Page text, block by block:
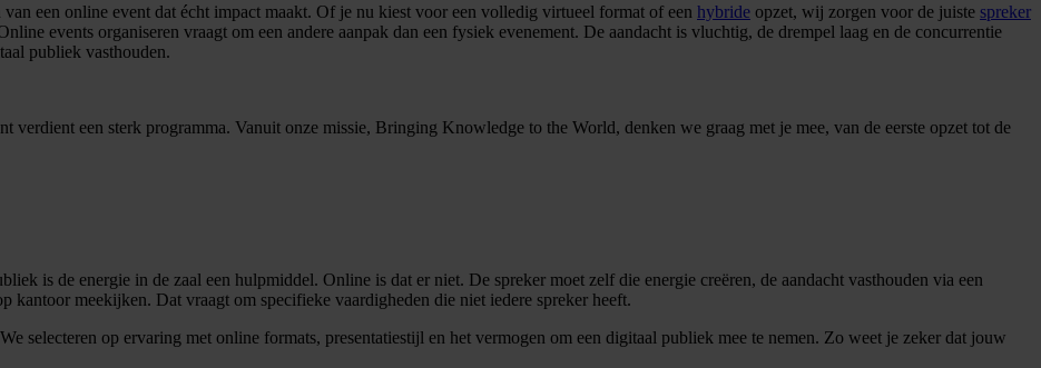
een online event dat écht impact maakt. Of je nu kiest voor een volledig virtueel format of een hybride opzet, wij zorgen voor de juiste spreker
events organiseren vraagt om een andere aanpak dan een fysiek evenement. De aandacht is vluchtig, de drempel laag en de concurrentie
publiek vasthouden.
verdient een sterk programma. Vanuit onze missie, Bringing Knowledge to the World, denken we graag met je mee, van de eerste opzet tot de
is de energie in de zaal een hulpmiddel. Online is dat er niet. De spreker moet zelf die energie creëren, de aandacht vasthouden via een
kantoor meekijken. Dat vraagt om specifieke vaardigheden die niet iedere spreker heeft.
selecteren op ervaring met online formats, presentatiestijl en het vermogen om een digitaal publiek mee te nemen. Zo weet je zeker dat jouw